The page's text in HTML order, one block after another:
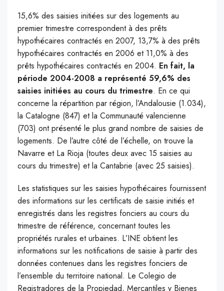
15,6% des saisies initiées sur des logements au
premier trimestre correspondent à des prêts
hypothécaires contractés en 2007, 13,7% à des prêts
hypothécaires contractés en 2006 et 11,0% à des
prêts hypothécaires contractés en 2004. En fait, la
période 2004-2008 a représenté 59,6% des
saisies initiées au cours du trimestre. En ce qui
concerne la répartition par région, l’Andalousie (1.034),
la Catalogne (847) et la Communauté valencienne
(703) ont présenté le plus grand nombre de saisies de
logements. De l’autre côté de l’échelle, on trouve la
Navarre et La Rioja (toutes deux avec 15 saisies au
cours du trimestre) et la Cantabrie (avec 25 saisies).
Les statistiques sur les saisies hypothécaires fournissent
des informations sur les certificats de saisie initiés et
enregistrés dans les registres fonciers au cours du
trimestre de référence, concernant toutes les
propriétés rurales et urbaines. L’INE obtient les
informations sur les notifications de saisie à partir des
données contenues dans les registres fonciers de
l’ensemble du territoire national. Le Colegio de
Registradores de la Propiedad, Mercantiles y Bienes